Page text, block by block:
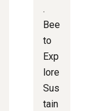
.
Bee
to
Exp
lore
Sus
tain